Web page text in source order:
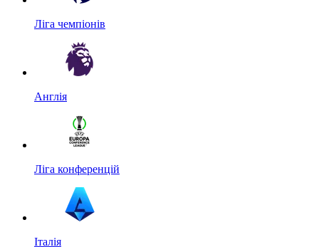
Ліга чемпіонів
Англія
Ліга конференцій
Італія